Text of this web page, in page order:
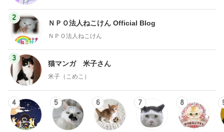
2
ＮＰＯ法人ねこけん Official Blog
ＮＰＯ法人ねこけん
3
猫マンガ 米子さん
米子（こめこ）
4 5 6 7 8